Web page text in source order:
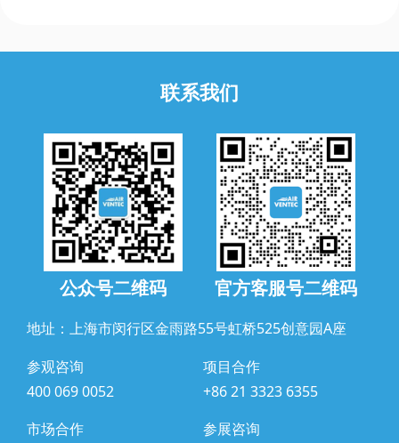
联系我们
公众号二维码 官方客服号二维码
地址：上海市闵行区金雨路55号虹桥525创意园A座
参观咨询
400 069 0052
项目合作
+86 21 3323 6355
市场合作
参展咨询